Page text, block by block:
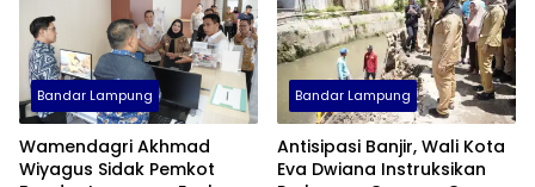
Bandar Lampung
Wamendagri Akhmad
Wiyagus Sidak Pemkot
Bandar Lampung
Antisipasi Banjir, Wali Kota
Eva Dwiana Instruksikan